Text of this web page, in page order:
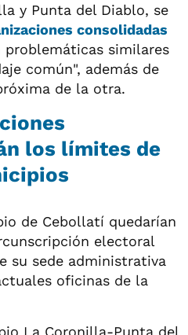
y Punta del Diablo, se
consolidadas
problemáticas similares
común", además de
de la otra.
los límites de
de Cebollatí quedarían
electoral
su sede administrativa
oficinas de la
La Coronilla-Punta del